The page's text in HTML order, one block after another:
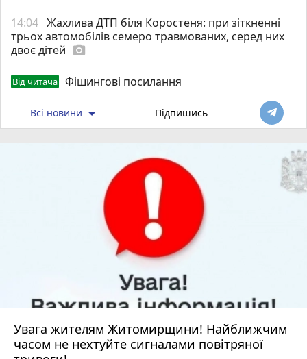
14:04 Жахлива ДТП біля Коростеня: при зіткненні
трьох автомобілів семеро травмованих, серед них
двоє дітей photo_camera
Від читача Фішингові посилання
Всі новини Підпишись
Увага жителям Житомирщини! Найближчим
часом не нехтуйте сигналами повітряної